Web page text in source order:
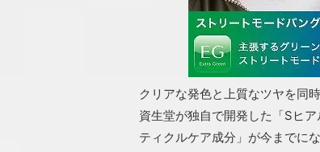
クリアな発色と上質なツヤを同
資生堂が独自で開発した「Sヒ
ティクルケア成分」が今までに